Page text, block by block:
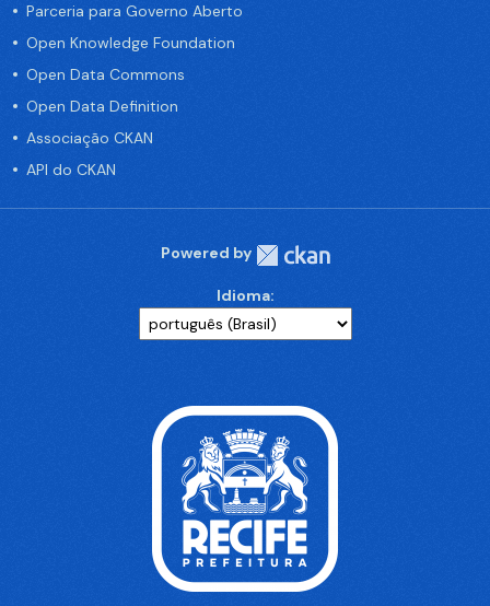
Parceria para Governo Aberto
Open Knowledge Foundation
Open Data Commons
Open Data Definition
Associação CKAN
API do CKAN
Powered by
Idioma